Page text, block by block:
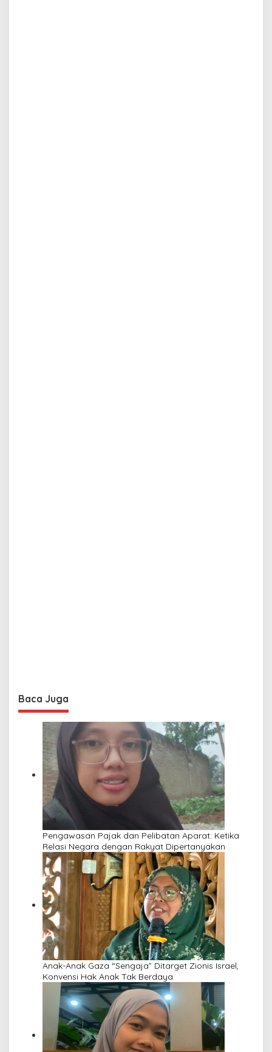
Baca Juga
Pengawasan Pajak dan Pelibatan Aparat: Ketika
Relasi Negara dengan Rakyat Dipertanyakan
Anak-Anak Gaza “Sengaja” Ditarget Zionis Israel,
Konvensi Hak Anak Tak Berdaya